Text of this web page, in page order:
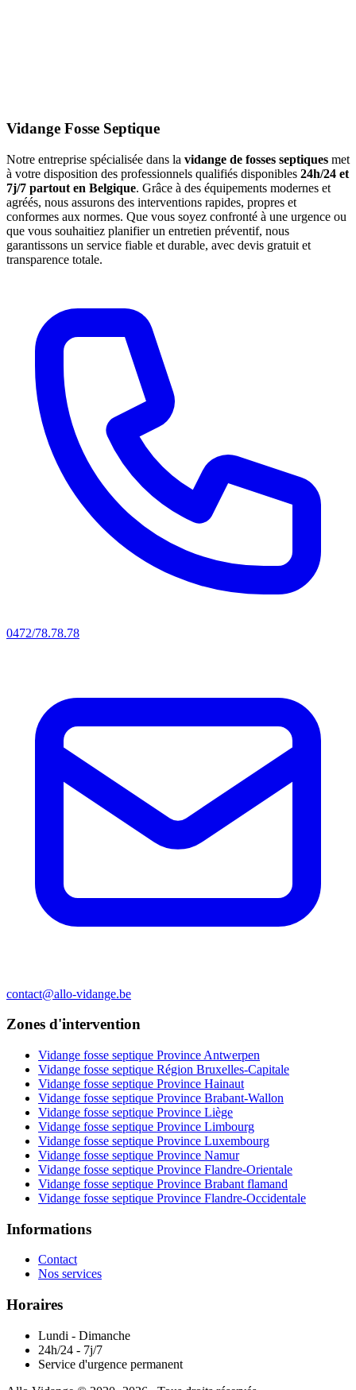
Vidange Fosse Septique
Notre entreprise spécialisée dans la vidange de fosses septiques met
à votre disposition des professionnels qualifiés disponibles 24h/24 et
7j/7 partout en Belgique. Grâce à des équipements modernes et
agréés, nous assurons des interventions rapides, propres et
conformes aux normes. Que vous soyez confronté à une urgence ou
que vous souhaitiez planifier un entretien préventif, nous
garantissons un service fiable et durable, avec devis gratuit et
transparence totale.
0472/78.78.78
contact@allo-vidange.be
Zones d'intervention
Vidange fosse septique Province Antwerpen
Vidange fosse septique Région Bruxelles-Capitale
Vidange fosse septique Province Hainaut
Vidange fosse septique Province Brabant-Wallon
Vidange fosse septique Province Liège
Vidange fosse septique Province Limbourg
Vidange fosse septique Province Luxembourg
Vidange fosse septique Province Namur
Vidange fosse septique Province Flandre-Orientale
Vidange fosse septique Province Brabant flamand
Vidange fosse septique Province Flandre-Occidentale
Informations
Contact
Nos services
Horaires
Lundi - Dimanche
24h/24 - 7j/7
Service d'urgence permanent